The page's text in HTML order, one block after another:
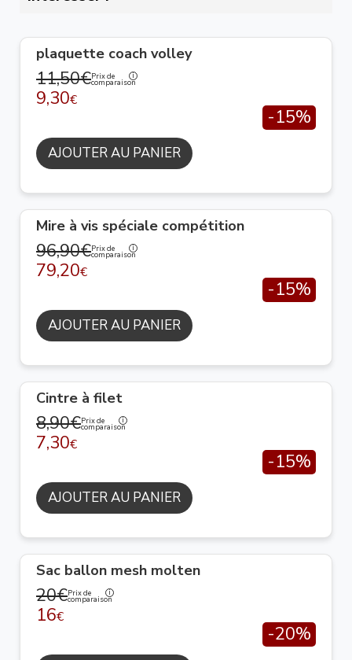
plaquette coach volley
11,50€Prix de
comparaison
9,30€
-15%
AJOUTER AU PANIER
Mire à vis spéciale compétition
96,90€Prix de
comparaison
79,20€
-15%
AJOUTER AU PANIER
Cintre à filet
8,90€Prix de
comparaison
7,30€
-15%
AJOUTER AU PANIER
Sac ballon mesh molten
20€Prix de
comparaison
16€
-20%